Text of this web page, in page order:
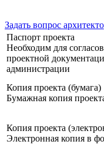
Задать вопрос
Паспорт проекта
Необходим для
проектной
администрации
Копия проекта (бумага)
Бумажная копия
Копия проекта
Электронная копия в